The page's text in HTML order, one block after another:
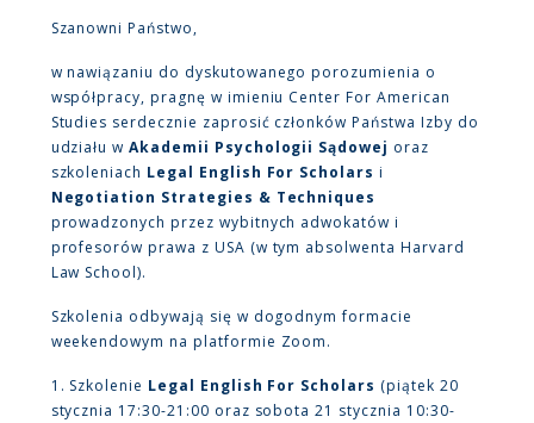
Szanowni Państwo,
w nawiązaniu do dyskutowanego porozumienia o
współpracy, pragnę w imieniu Center For American
Studies serdecznie zaprosić członków Państwa Izby do
udziału wAkademii Psychologii Sądowej oraz
szkoleniach Legal English For Scholars i
Negotiation Strategies & Techniques
prowadzonych przez wybitnych adwokatów i
profesorów prawa z USA (w tym absolwenta Harvard
Law School).
Szkolenia odbywają się w dogodnym formacie
weekendowym na platformie Zoom.
1. Szkolenie Legal English For Scholars (piątek 20
stycznia 17:30-21:00 oraz sobota 21 stycznia 10:30-